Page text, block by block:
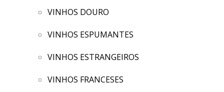
VINHOS DOURO
VINHOS ESPUMANTES
VINHOS ESTRANGEIROS
VINHOS FRANCESES